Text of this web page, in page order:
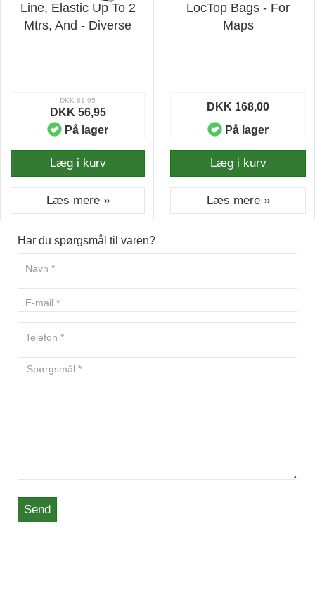
Line, Elastic Up To 2
Mtrs, And - Diverse
DKK 61,95
DKK 56,95
På lager
Læg i kurv
Læs mere »
LocTop Bags - For
Maps
DKK 168,00
På lager
Læg i kurv
Læs mere »
Har du spørgsmål til varen?
Send